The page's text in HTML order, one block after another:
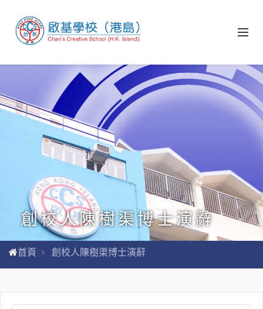
創校人陳樹渠博士演辭
首頁 創校人陳樹渠博士演辭